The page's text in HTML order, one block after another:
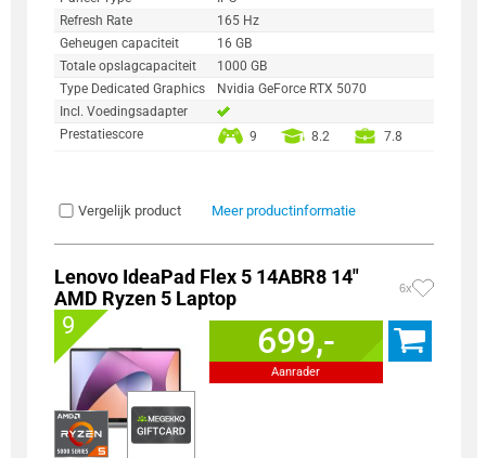
Refresh Rate
165 Hz
Geheugen capaciteit
16 GB
Totale opslagcapaciteit
1000 GB
Type Dedicated Graphics
Nvidia GeForce RTX 5070
Incl. Voedingsadapter
Prestatiescore
9 8.2 7.8
Vergelijk product Meer productinformatie
Lenovo IdeaPad Flex 5 14ABR8 14"
AMD Ryzen 5 Laptop
6x
9 699,-
Aanrader